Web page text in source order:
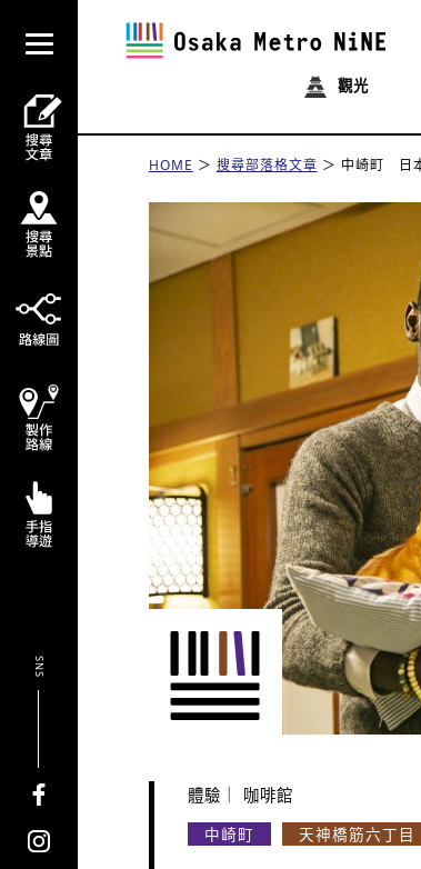
觀光
SNS
HOME 搜尋部落格文章 中崎町 日
體驗
咖啡館
中崎町
天神橋筋六丁目